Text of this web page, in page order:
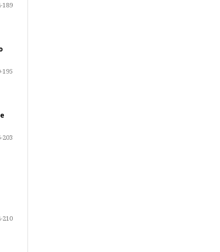
189
195
203
210